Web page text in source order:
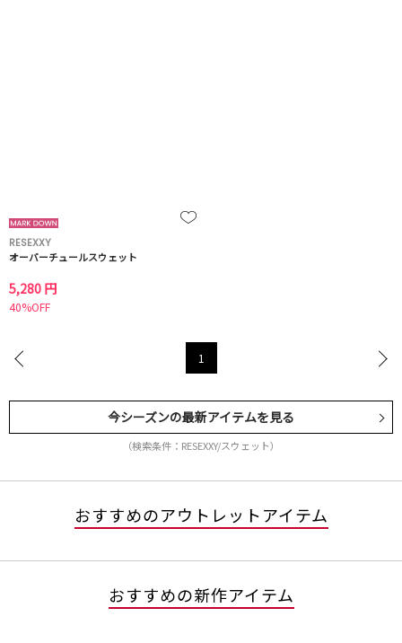
RESEXXY
オーバーチュールスウェット
5,280 円
40%OFF
1
今シーズンの最新アイテムを見る
（検索条件：RESEXXY/スウェット）
おすすめのアウトレットアイテム
おすすめの新作アイテム